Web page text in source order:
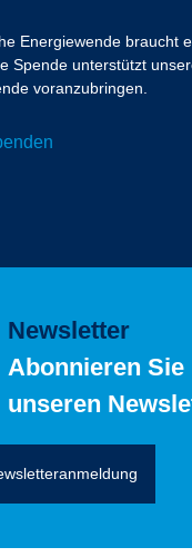
Energiewende braucht
Spende unterstützt
voranzubringen.
Newsletter
Abonnieren Sie
unseren